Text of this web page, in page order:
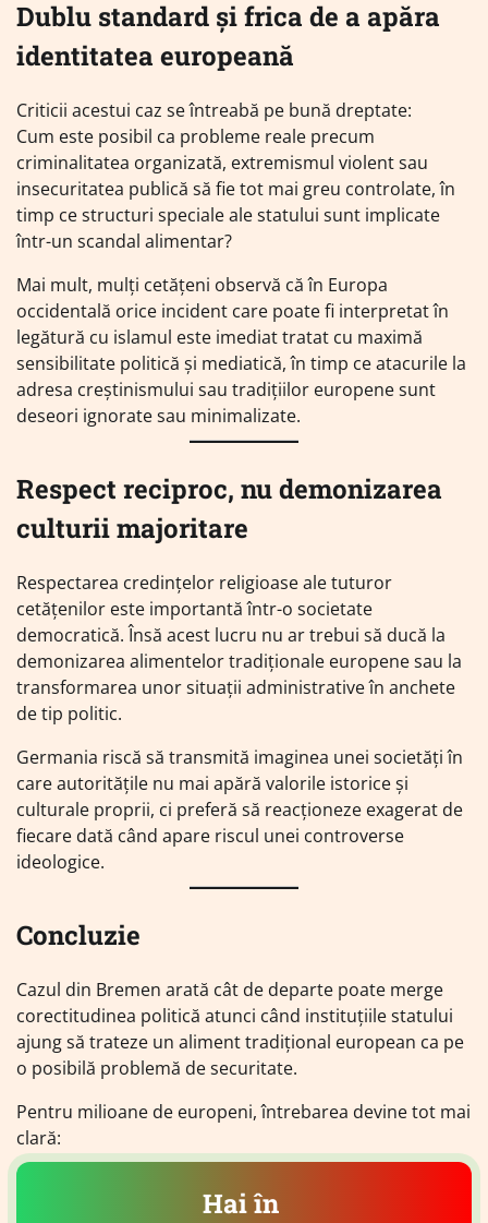
Dublu standard și frica de a apăra
identitatea europeană
Criticii acestui caz se întreabă pe bună dreptate:
Cum este posibil ca probleme reale precum
criminalitatea organizată, extremismul violent sau
insecuritatea publică să fie tot mai greu controlate, în
timp ce structuri speciale ale statului sunt implicate
într-un scandal alimentar?
Mai mult, mulți cetățeni observă că în Europa
occidentală orice incident care poate fi interpretat în
legătură cu islamul este imediat tratat cu maximă
sensibilitate politică și mediatică, în timp ce atacurile la
adresa creștinismului sau tradițiilor europene sunt
deseori ignorate sau minimalizate.
Respect reciproc, nu demonizarea
culturii majoritare
Respectarea credințelor religioase ale tuturor
cetățenilor este importantă într-o societate
democratică. Însă acest lucru nu ar trebui să ducă la
demonizarea alimentelor tradiționale europene sau la
transformarea unor situații administrative în anchete
de tip politic.
Germania riscă să transmită imaginea unei societăți în
care autoritățile nu mai apără valorile istorice și
culturale proprii, ci preferă să reacționeze exagerat de
fiecare dată când apare riscul unei controverse
ideologice.
Concluzie
Cazul din Bremen arată cât de departe poate merge
corectitudinea politică atunci când instituțiile statului
ajung să trateze un aliment tradițional european ca pe
o posibilă problemă de securitate.
Pentru milioane de europeni, întrebarea devine tot mai
clară:
Hai în